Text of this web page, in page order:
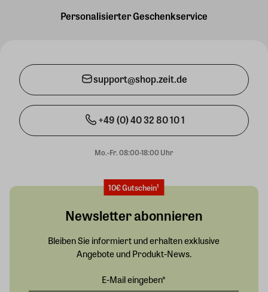
Personalisierter Geschenkservice
support@shop.zeit.de
+49 (0) 40 32 80 10 1
Mo.-Fr. 08:00-18:00 Uhr
10€ Gutschein¹
Newsletter abonnieren
Bleiben Sie informiert und erhalten exklusive
Angebote und Produkt-News.